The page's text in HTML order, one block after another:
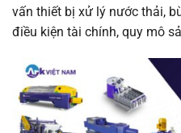
vấn thiết bị xử lý nước thải,
điều kiện tài chính, quy mô